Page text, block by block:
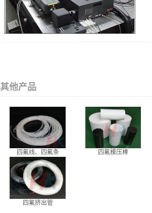
其他产品
四氟线、四氟条 四氟模压棒
四氟挤出管